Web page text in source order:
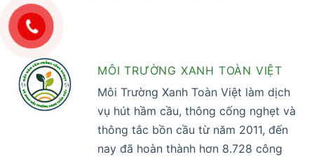
MÔI TRƯỜNG XANH TOÀN VIỆT
Môi Trường Xanh Toàn Việt làm dịch
vụ hút hầm cầu, thông cống nghẹt và
thông tắc bồn cầu từ năm 2011, đến
nay đã hoàn thành hơn 8.728 công